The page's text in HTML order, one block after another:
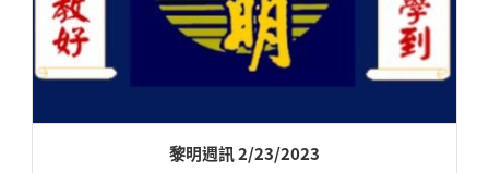
黎明週訊 2/23/2023